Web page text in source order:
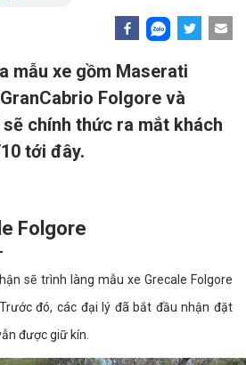
mẫu xe gồm Maserati
Folgore và
chính thức ra mắt khách
tới đây.
Folgore
sẽ trình làng mẫu xe Grecale Folgore
đó, các đại lý đã bắt đầu nhận đặt
được giữ kín.